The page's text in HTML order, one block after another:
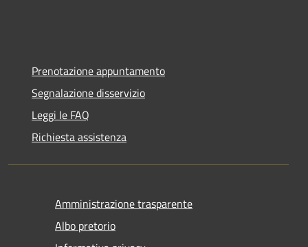
Prenotazione appuntamento
Segnalazione disservizio
Leggi le FAQ
Richiesta assistenza
Amministrazione trasparente
Albo pretorio